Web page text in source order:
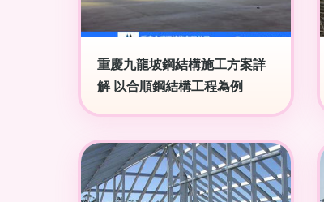
重慶九龍坡鋼結構施工方案詳
解 以合順鋼結構工程為例